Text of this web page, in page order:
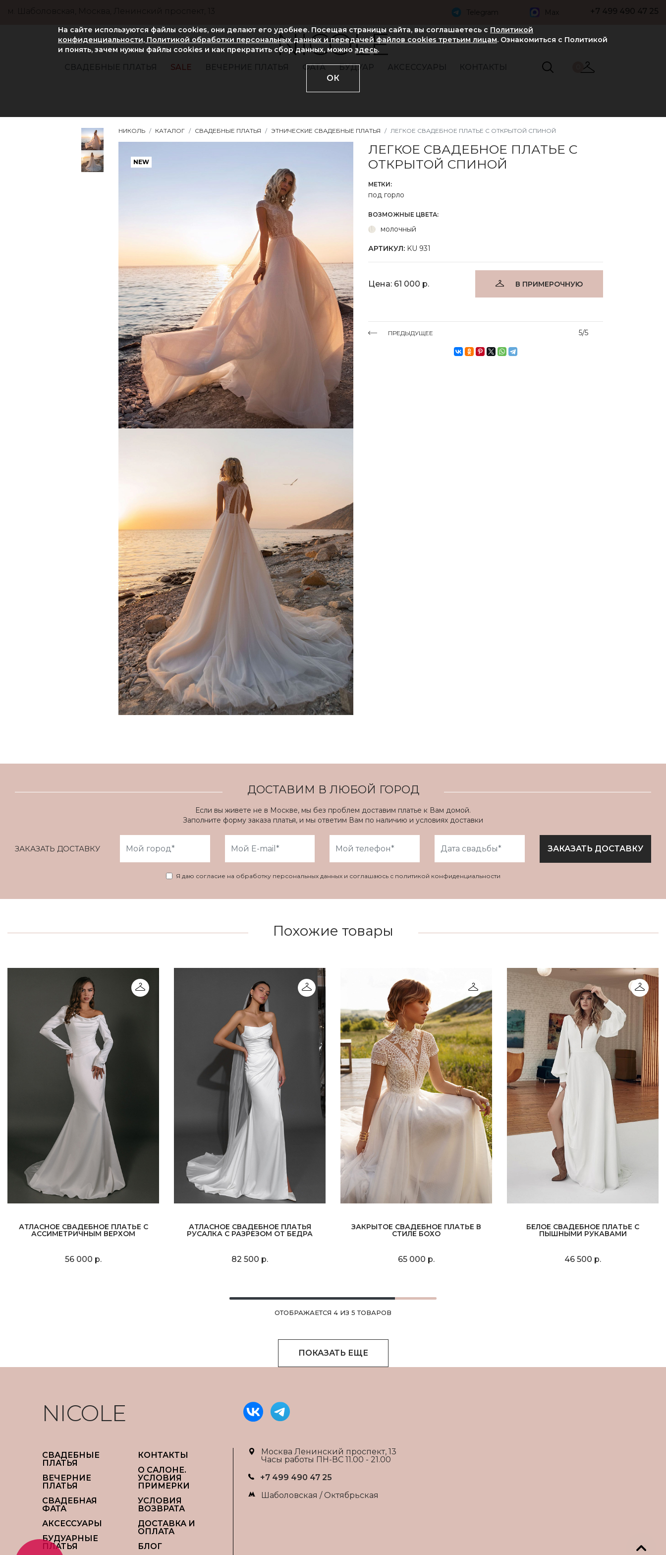
м. Шаболовская, Москва, Ленинский проспект, 13 Telegram Max +7 499 490 47 25
NICOLE
СВАДЕБНЫЕ ПЛАТЬЯ SALE ВЕЧЕРНИЕ ПЛАТЬЯ ФАТА БУДУАР АКСЕССУАРЫ КОНТАКТЫ
НИКОЛЬ КАТАЛОГ СВАДЕБНЫЕ ПЛАТЬЯ ЭТНИЧЕСКИЕ СВАДЕБНЫЕ ПЛАТЬЯ ЛЕГКОЕ СВАДЕБНОЕ ПЛАТЬЕ С ОТКРЫТОЙ СПИНОЙ
NEW
NEW
ЛЕГКОЕ СВАДЕБНОЕ ПЛАТЬЕ С
ОТКРЫТОЙ СПИНОЙ
МЕТКИ:
под горло
ВОЗМОЖНЫЕ ЦВЕТА:
молочный
АРТИКУЛ: KU 931
Цена: 61 000 р. В ПРИМЕРОЧНУЮ
ПРЕДЫДУЩЕЕ 5/5
ДОСТАВИМ В ЛЮБОЙ ГОРОД
Если вы живете не в Москве, мы без проблем доставим платье к Вам домой.
Заполните форму заказа платья, и мы ответим Вам по наличию и условиях доставки
ЗАКАЗАТЬ ДОСТАВКУ ЗАКАЗАТЬ ДОСТАВКУ
Я даю согласие на обработку персональных данных и соглашаюсь с политикой конфиденциальности
Похожие товары
АТЛАСНОЕ СВАДЕБНОЕ ПЛАТЬЕ С
АССИМЕТРИЧНЫМ ВЕРХОМ
56 000 р.
АТЛАСНОЕ СВАДЕБНОЕ ПЛАТЬЯ
РУСАЛКА С РАЗРЕЗОМ ОТ БЕДРА
82 500 р.
ЗАКРЫТОЕ СВАДЕБНОЕ ПЛАТЬЕ В
СТИЛЕ БОХО
65 000 р.
БЕЛОЕ СВАДЕБНОЕ ПЛАТЬЕ С
ПЫШНЫМИ РУКАВАМИ
46 500 р.
ОТОБРАЖАЕТСЯ 4 ИЗ 5 ТОВАРОВ
ПОКАЗАТЬ ЕЩЕ
NICOLE
СВАДЕБНЫЕ
ПЛАТЬЯ
ВЕЧЕРНИЕ
ПЛАТЬЯ
СВАДЕБНАЯ
ФАТА
АКСЕССУАРЫ
БУДУАРНЫЕ
ПЛАТЬЯ
КОНТАКТЫ
О САЛОНЕ.
УСЛОВИЯ
ПРИМЕРКИ
УСЛОВИЯ
ВОЗВРАТА
ДОСТАВКА И
ОПЛАТА
БЛОГ
Москва Ленинский проспект, 13
Часы работы ПН-ВС 11.00 - 21.00
+7 499 490 47 25
Шаболовская / Октябрьская
На сайте используются файлы cookies, они делают его удобнее. Посещая страницы сайта, вы соглашаетесь с Политикой
конфиденциальности, Политикой обработки персональных данных и передачей файлов cookies третьим лицам. Ознакомиться с Политикой
и понять, зачем нужны файлы сookies и как прекратить сбор данных, можно здесь.
ОК